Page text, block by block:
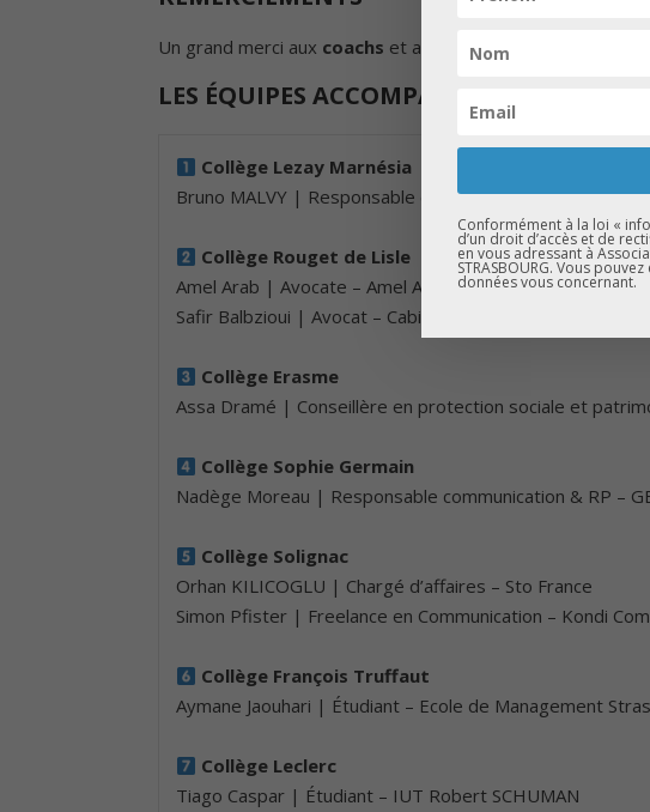
Un grand merci aux coachs et aux professeurs
LES ÉQUIPES ACCOMPAGNÉES
Collège Lezay Marnésia
Bruno MALVY | Responsable de Département IT –
Collège Rouget de Lisle
Amel Arab | Avocate – Amel Arab Avocat
Safir Balbzioui | Avocat – Cabinet ASKEA
Collège Erasme
Assa Dramé | Conseillère en protection sociale et
Collège Sophie Germain
Nadège Moreau | Responsable communication & RP –
Collège Solignac
Orhan KILICOGLU | Chargé d’affaires – Sto France
Simon Pfister | Freelance en Communication – Kondi
Collège François Truffaut
Aymane Jaouhari | Étudiant – Ecole de Management
Collège Leclerc
Tiago Caspar | Étudiant – IUT Robert SCHUMAN
Conformément à la loi «
d’un droit d’accès et de
en vous adressant à
STRASBOURG. Vous
données vous concernant.